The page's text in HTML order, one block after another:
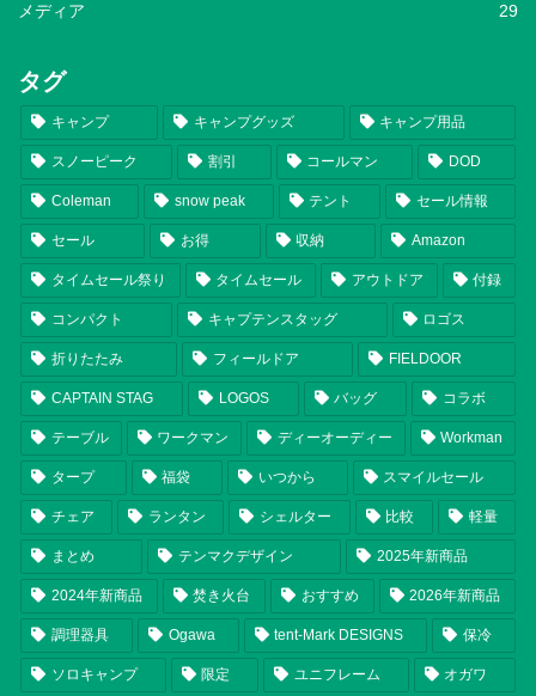
メディア 29
タグ
キャンプ キャンプグッズ キャンプ用品
スノーピーク 割引 コールマン DOD
Coleman snow peak テント セール情報
セール お得 収納 Amazon
タイムセール祭り タイムセール アウトドア 付録
コンパクト キャプテンスタッグ ロゴス
折りたたみ フィールドア FIELDOOR
CAPTAIN STAG LOGOS バッグ コラボ
テーブル ワークマン ディーオーディー Workman
タープ 福袋 いつから スマイルセール
チェア ランタン シェルター 比較 軽量
まとめ テンマクデザイン 2025年新商品
2024年新商品 焚き火台 おすすめ 2026年新商品
調理器具 Ogawa tent-Mark DESIGNS 保冷
ソロキャンプ 限定 ユニフレーム オガワ